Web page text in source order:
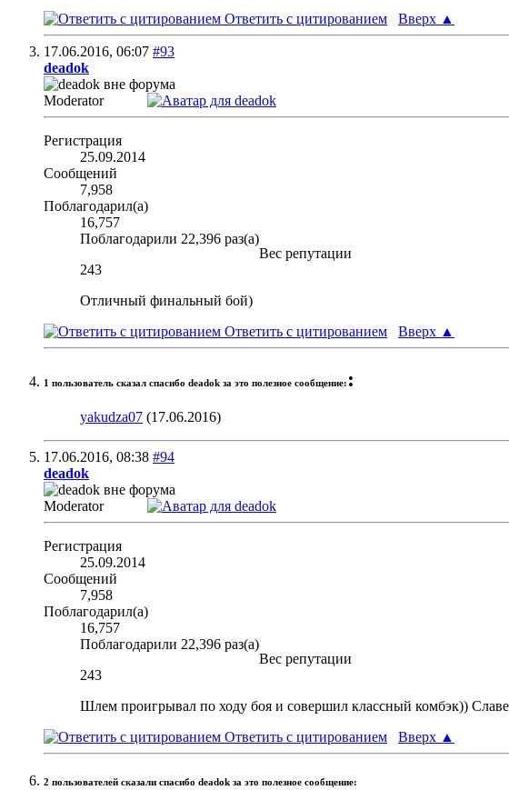
Ответить с цитированием
Вверх ▲
17.06.2016, 06:07 #93
deadok
Moderator
Регистрация
25.09.2014
Сообщений
7,958
Поблагодарил(а)
16,757
Поблагодарили 22,396 раз(а)
Вес репутации
243
Отличный финальный бой)
Ответить с цитированием
Вверх ▲
1 пользователь сказал cпасибо deadok за это полезное сообщение: :
yakudza07 (17.06.2016)
17.06.2016, 08:38 #94
deadok
Moderator
Регистрация
25.09.2014
Сообщений
7,958
Поблагодарил(а)
16,757
Поблагодарили 22,396 раз(а)
Вес репутации
243
Шлем проигрывал по ходу боя и совершил классный комбэк))
Ответить с цитированием
Вверх ▲
2 пользователей сказали cпасибо deadok за это полезное сообщение: